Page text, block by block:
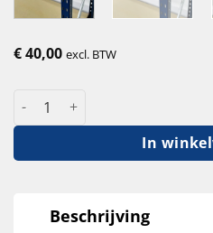
€40,00 excl. BTW
Grootvakstelling losse laag
In
Beschrijving